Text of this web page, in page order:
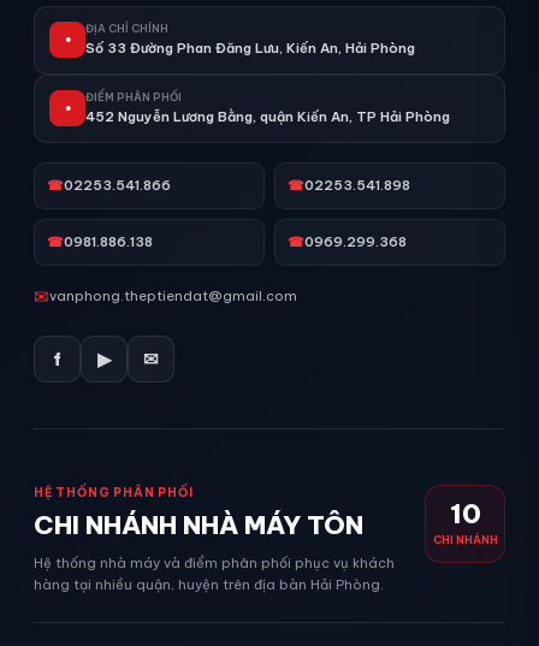
●
ĐỊA CHỈ CHÍNH
Số 33 Đường Phan Đăng Lưu, Kiến An, Hải Phòng
●
ĐIỂM PHÂN PHỐI
452 Nguyễn Lương Bằng, quận Kiến An, TP Hải Phòng
☎02253.541.866 ☎02253.541.898
☎0981.886.138 ☎0969.299.368
✉vanphong.theptiendat@gmail.com
f ▶ ✉
HỆ THỐNG PHÂN PHỐI
CHI NHÁNH NHÀ MÁY TÔN
Hệ thống nhà máy và điểm phân phối phục vụ khách
hàng tại nhiều quận, huyện trên địa bàn Hải Phòng.
10
CHI NHÁNH